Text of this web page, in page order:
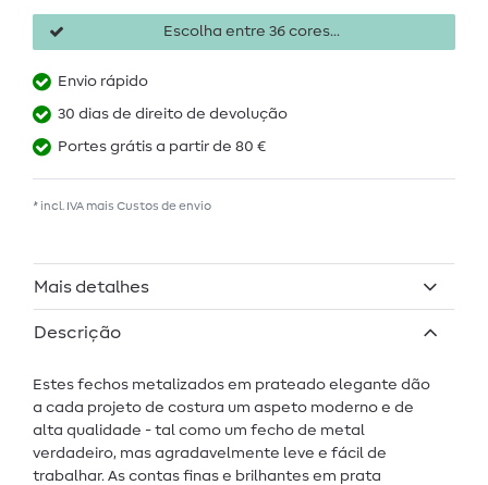
Escolha entre 36 cores...
Envio rápido
30 dias de direito de devolução
Portes grátis a partir de 80 €
* incl. IVA mais Custos de envio
Mais detalhes
Descrição
Estes fechos metalizados em prateado elegante dão
a cada projeto de costura um aspeto moderno e de
alta qualidade - tal como um fecho de metal
verdadeiro, mas agradavelmente leve e fácil de
trabalhar. As contas finas e brilhantes em prata